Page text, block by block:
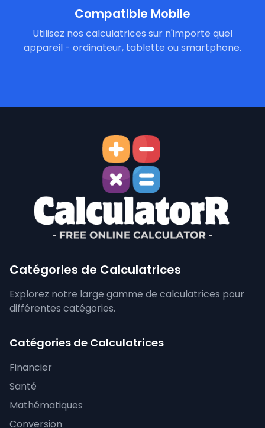
Compatible Mobile
Utilisez nos calculatrices sur n'importe quel
appareil - ordinateur, tablette ou smartphone.
Catégories de Calculatrices
Explorez notre large gamme de calculatrices pour
différentes catégories.
Catégories de Calculatrices
Financier
Santé
Mathématiques
Conversion